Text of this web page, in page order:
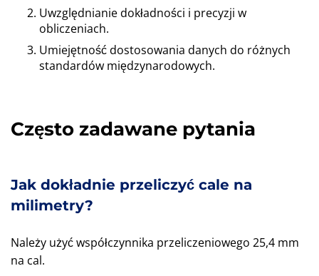
Uwzględnianie dokładności i precyzji w
obliczeniach.
Umiejętność dostosowania danych do różnych
standardów międzynarodowych.
Często zadawane pytania
Jak dokładnie przeliczyć cale na
milimetry?
Należy użyć współczynnika przeliczeniowego 25,4 mm
na cal.